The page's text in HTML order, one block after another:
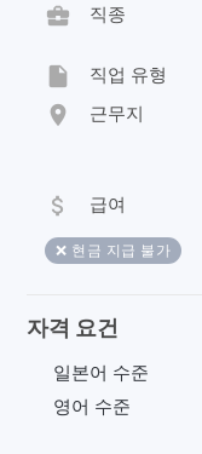
business_center
직종
insert_drive_file 직업 유형
location_on 근무지
attach_money 급여
❌ 현금 지급 불가
자격 요건
일본어 수준
영어 수준